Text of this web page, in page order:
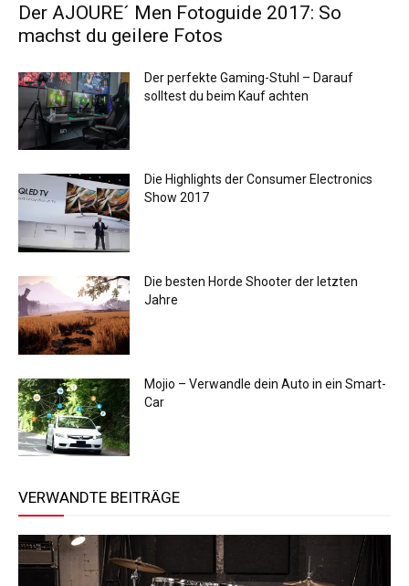
Der AJOURE´ Men Fotoguide 2017: So
machst du geilere Fotos
Der perfekte Gaming-Stuhl – Darauf
solltest du beim Kauf achten
Die Highlights der Consumer Electronics
Show 2017
Die besten Horde Shooter der letzten
Jahre
Mojio – Verwandle dein Auto in ein Smart-
Car
VERWANDTE BEITRÄGE